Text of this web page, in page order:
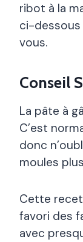
ribot à la
ci-dessous
vous.
Conseil
La pâte à
C’est
donc
moules
Cette
favori des
avec